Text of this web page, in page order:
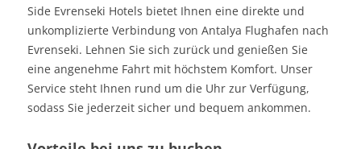
Side Evrenseki Hotels bietet Ihnen eine direkte und
unkomplizierte Verbindung von Antalya Flughafen nach
Evrenseki. Lehnen Sie sich zurück und genießen Sie
eine angenehme Fahrt mit höchstem Komfort. Unser
Service steht Ihnen rund um die Uhr zur Verfügung,
sodass Sie jederzeit sicher und bequem ankommen.